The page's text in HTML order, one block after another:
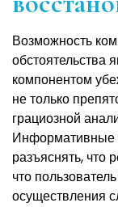
Возможность
обстоятельства
компонентом
не только
грациозной
Информативные
разъяснять, что
что
осуществления